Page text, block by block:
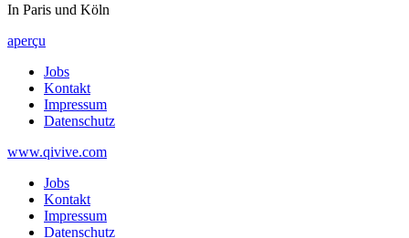
In Paris und Köln
aperçu
Jobs
Kontakt
Impressum
Datenschutz
www.qivive.com
Jobs
Kontakt
Impressum
Datenschutz